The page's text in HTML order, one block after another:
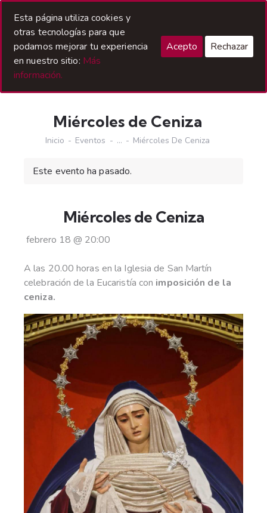
Miércoles de Ceniza
Inicio Eventos ... Miércoles De Ceniza
Este evento ha pasado.
Miércoles de Ceniza
febrero 18 @ 20:00
A las 20.00 horas en la Iglesia de San Martín
celebración de la Eucaristía con imposición de la
ceniza.
Esta página utiliza cookies y
otras tecnologías para que
podamos mejorar tu experiencia
en nuestro sitio: Más
información.
Acepto Rechazar